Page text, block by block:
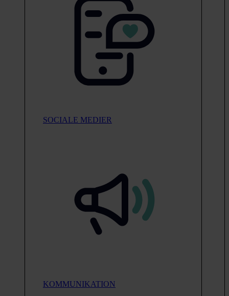
SOCIALE MEDIER
KOMMUNIKATION